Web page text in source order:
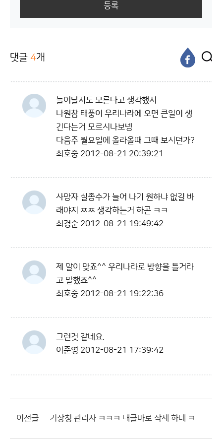
등록
댓글 4개
늘어날지도 모른다고 생각했지
나원참 태풍이 우리나라에 오면 큰일이 생
긴다는거 모르시나보넹
다음주 월요일에 올라올때 그때 보시던가?
최호중 2012-08-21 20:39:21
사망자 실종수가 늘어 나기 원하냐 없길 바
래야지 ㅉㅉ 생각하는거 하곤 ㅋㅋ
최경순 2012-08-21 19:49:42
제 말이 맞죠^^ 우리나라로 방향을 틀거라
고 말했죠^^
최호중 2012-08-21 19:22:36
그런것 같네요.
이준영 2012-08-21 17:39:42
이전글 기상청 관리자 ㅋㅋㅋ 내글바로 삭제 하네 ㅋ